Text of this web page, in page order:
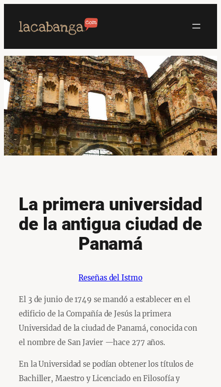
La primera universidad
de la antigua ciudad de
Panamá
Reseñas del Istmo
El 3 de junio de 1749 se mandó a establecer en el
edificio de la Compañía de Jesús la primera
Universidad de la ciudad de Panamá, conocida con
el nombre de San Javier —hace 277 años.
En la Universidad se podían obtener los títulos de
Bachiller, Maestro y Licenciado en Filosofía y